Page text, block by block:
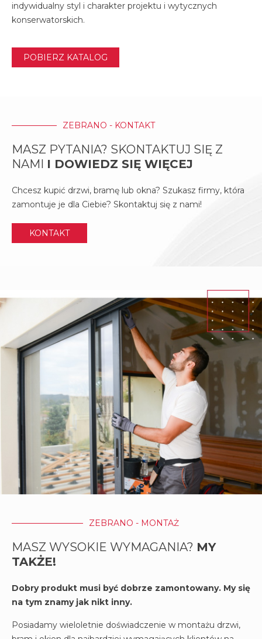
indywidualny styl i charakter projektu i wytycznych
konserwatorskich.
POBIERZ KATALOG
ZEBRANO - KONTAKT
MASZ PYTANIA? SKONTAKTUJ SIĘ Z
NAMI I DOWIEDZ SIĘ WIĘCEJ
Chcesz kupić drzwi, bramę lub okna? Szukasz firmy, która
zamontuje je dla Ciebie? Skontaktuj się z nami!
KONTAKT
ZEBRANO - MONTAŻ
MASZ WYSOKIE WYMAGANIA? MY
TAKŻE!
Dobry produkt musi być dobrze zamontowany. My się
na tym znamy jak nikt inny.
Posiadamy wieloletnie doświadczenie w montażu drzwi,